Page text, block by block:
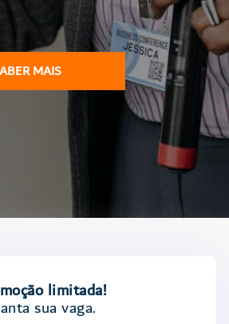
MAIS
limitada!
sua vaga.